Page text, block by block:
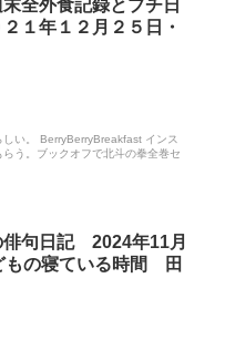
末全外食記録とプチ日
１年１２月２５日・
い。 BerryBerryBreakfast インス
う。ブックオフで北斗の拳全巻セ
俳句日記 2024年11月
もの寝ている時間 田